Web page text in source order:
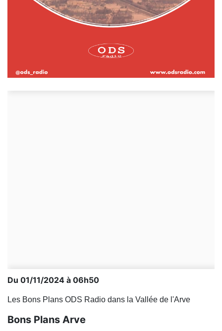
Du 01/11/2024 à 06h50
Les Bons Plans ODS Radio dans la Vallée de l'Arve
Bons Plans Arve